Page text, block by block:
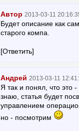
Автор 2013-03-11
Будет описание как
старого компа.
[Ответить]
Андрей 2013-03-11
Я так и понял, что это
знаю, статья будет
управлением
но - посмотрим